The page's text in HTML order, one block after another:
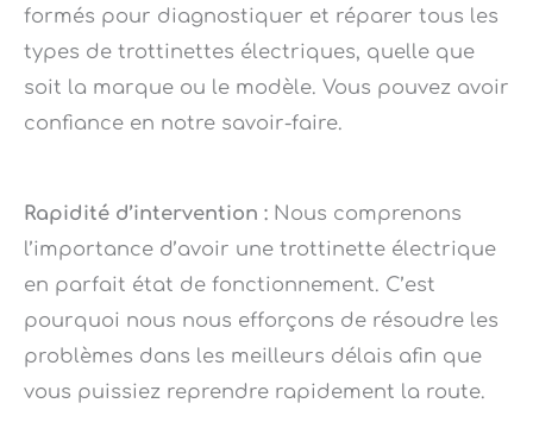
formés pour diagnostiquer et réparer tous les
types de trottinettes électriques, quelle que
soit la marque ou le modèle. Vous pouvez avoir
confiance en notre savoir-faire.
Rapidité d’intervention : Nous comprenons
l’importance d’avoir une trottinette électrique
en parfait état de fonctionnement. C’est
pourquoi nous nous efforçons de résoudre les
problèmes dans les meilleurs délais afin que
vous puissiez reprendre rapidement la route.